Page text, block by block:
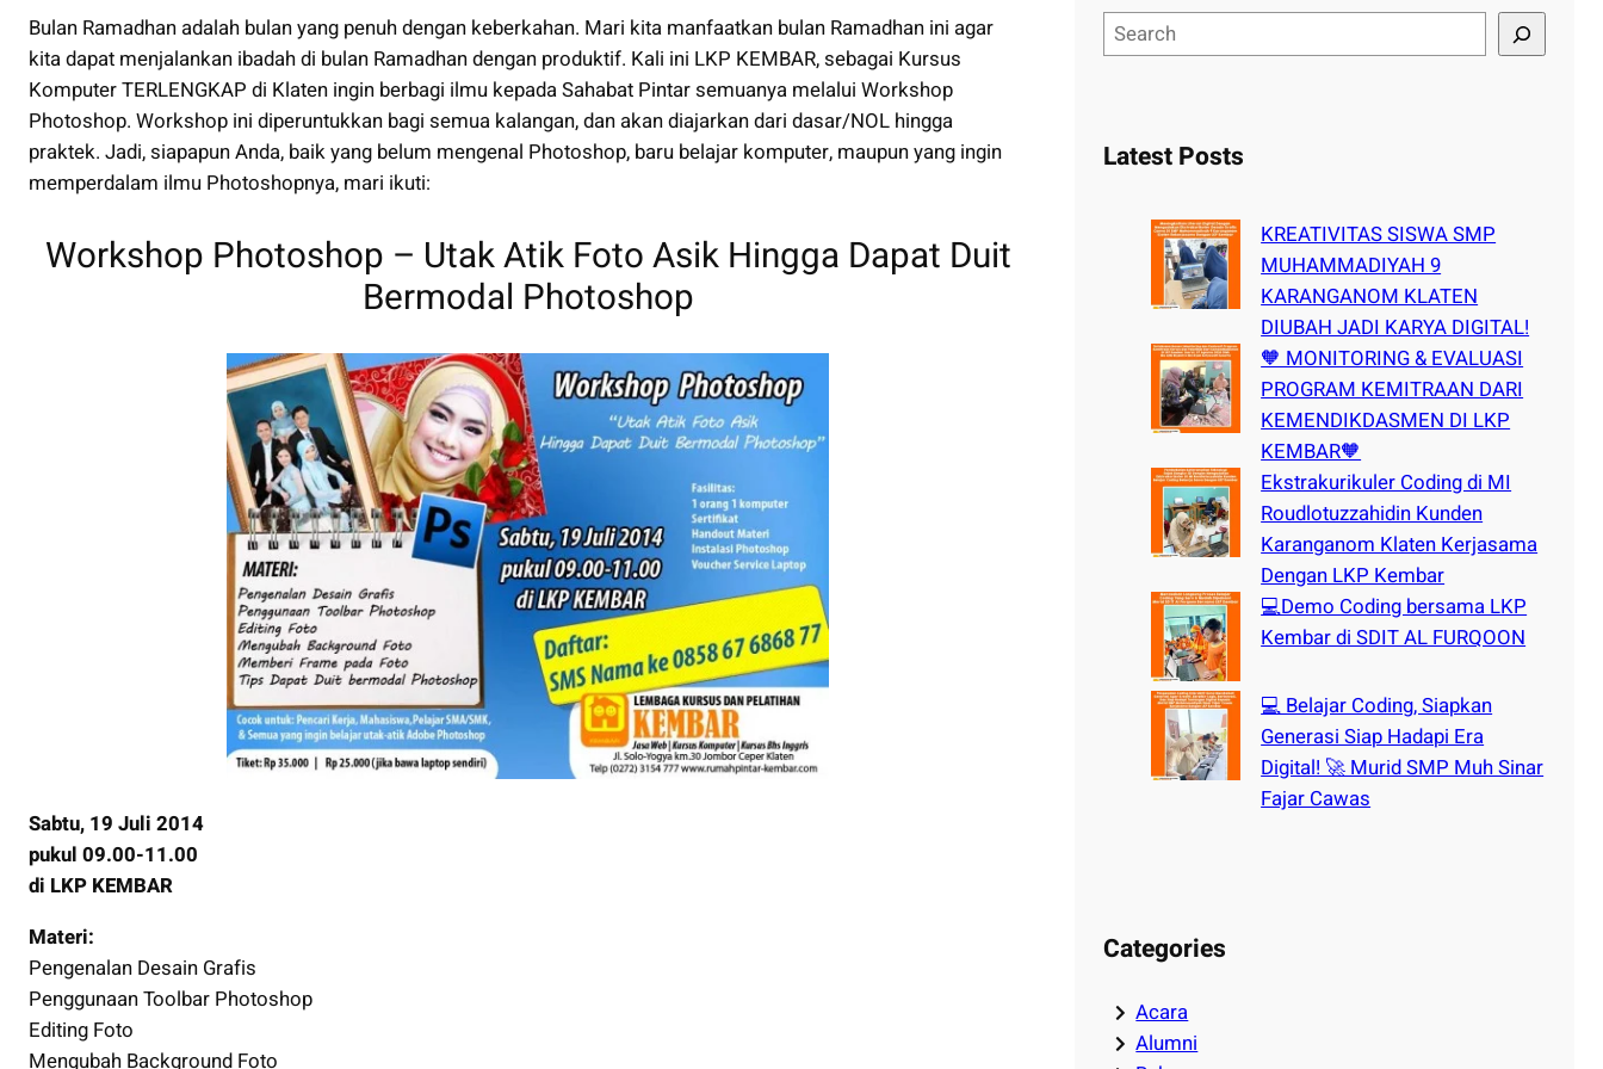
Bulan Ramadhan adalah bulan yang penuh dengan keberkahan. Mari kita manfaatkan bulan Ramadhan ini agar
kita dapat menjalankan ibadah di bulan Ramadhan dengan produktif. Kali ini LKP KEMBAR, sebagai Kursus
Komputer TERLENGKAP di Klaten ingin berbagi ilmu kepada Sahabat Pintar semuanya melalui Workshop
Photoshop. Workshop ini diperuntukkan bagi semua kalangan, dan akan diajarkan dari dasar/NOL hingga
praktek. Jadi, siapapun Anda, baik yang belum mengenal Photoshop, baru belajar komputer, maupun yang ingin
memperdalam ilmu Photoshopnya, mari ikuti:
Workshop Photoshop – Utak Atik Foto Asik Hingga Dapat Duit
Bermodal Photoshop
Sabtu, 19 Juli 2014
pukul 09.00-11.00
di LKP KEMBAR
Materi:
Pengenalan Desain Grafis
Penggunaan Toolbar Photoshop
Editing Foto
Mengubah Background Foto
e
cLatest Posts
KREATIVITAS SISWA SMP
MUHAMMADIYAH 9
KARANGANOM KLATEN
DIUBAH JADI KARYA DIGITAL!
🧡 MONITORING & EVALUASI
PROGRAM KEMITRAAN DARI
KEMENDIKDASMEN DI LKP
KEMBAR🧡
Ekstrakurikuler Coding di MI
Roudlotuzzahidin Kunden
Karanganom Klaten Kerjasama
Dengan LKP Kembar
💻Demo Coding bersama LKP
Kembar di SDIT AL FURQOON
💻 Belajar Coding, Siapkan
Generasi Siap Hadapi Era
Digital! 🚀 Murid SMP Muh Sinar
Fajar Cawas
Categories
Acara
Alumni